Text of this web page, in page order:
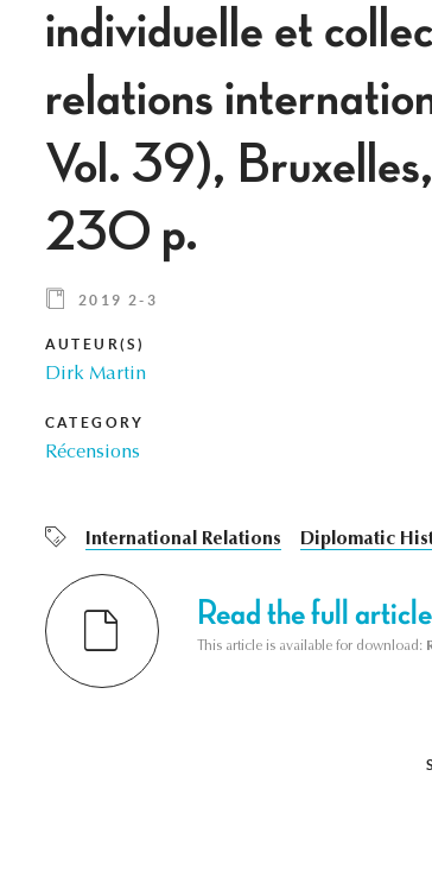
individuelle et
relations
Vol. 39),
230 p.
2019 2-3
AUTEUR(S)
Dirk Martin
CATEGORY
Récensions
International Relations Diplomatic
Read the full article
This article is available for download: